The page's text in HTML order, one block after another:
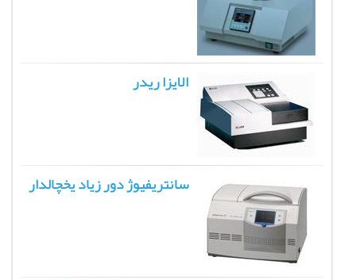
الایزا ریدر
سانتریفیوژ دور زیاد یخچالدار